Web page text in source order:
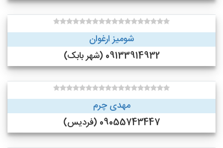
شومیز ارغوان
09133914932 (شهر بابک)
مهدی چرم
09055743447 (فردیس)